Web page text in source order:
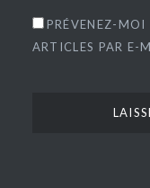
PRÉVENEZ-MOI
ARTICLES PAR E-